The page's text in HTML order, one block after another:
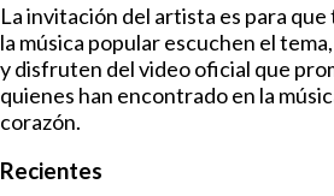
La invitación del artista es para
la música popular escuchen el
y disfruten del video oficial que
quienes han encontrado en la
corazón.
Recientes